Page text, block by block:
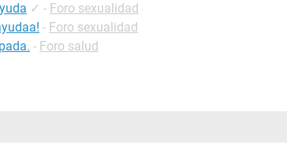
✓ - Foro sexualidad
- Foro sexualidad
- Foro salud